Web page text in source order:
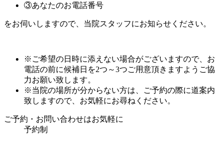
③あなたのお電話番号
をお伺いしますので、当院スタッフにお知らせください。
※ご希望の日時に添えない場合がございますので、お
電話の前に候補日を2つ～3つご用意頂きますようご協
力お願い致します。
※当院の場所が分からない方は、ご予約の際に道案内
致しますので、お気軽にお尋ねください。
ご予約・お問い合わせはお気軽に
予約制